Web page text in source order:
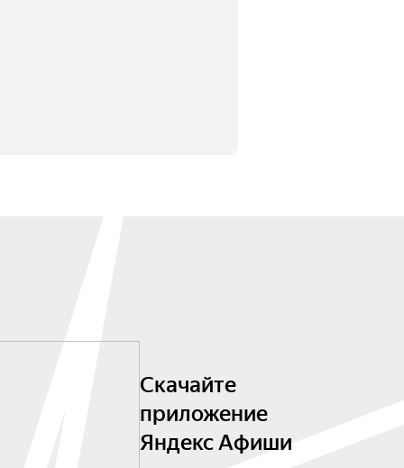
Скачайте
приложение
Яндекс Афиши